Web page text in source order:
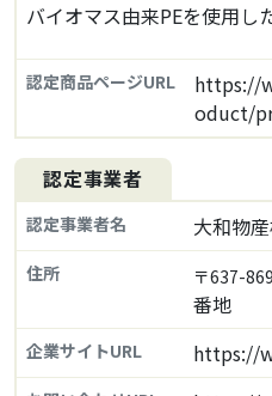
バイオマス由来PEを使用し
認定商品ページURL
https://
oduct/
認定事業者
認定事業者名 大和物
住所 〒637-
番地
企業サイトURL https://